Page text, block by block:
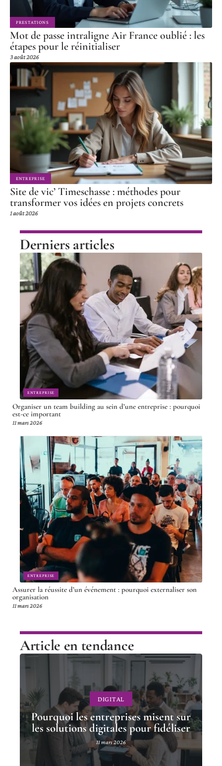
PRESTATIONS
Mot de passe intraligne Air France oublié : les
étapes pour le réinitialiser
3 août 2026
ENTREPRISE
Site de vic’ Timeschasse : méthodes pour
transformer vos idées en projets concrets
1 août 2026
Derniers articles
ENTREPRISE
Organiser un team building au sein d’une entreprise : pourquoi
est-ce important
11 mars 2026
ENTREPRISE
Assurer la réussite d’un événement : pourquoi externaliser son
organisation
11 mars 2026
Article en tendance
DIGITAL
Pourquoi les entreprises misent sur
les solutions digitales pour fidéliser
11 mars 2026